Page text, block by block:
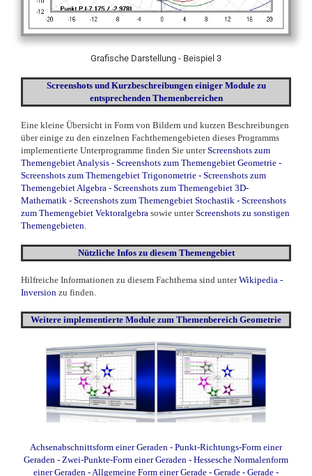
Grafische Darstellung - Beispiel 3
Screenshots und Kurzbeschreibungen einiger Module zu
entsprechenden Themenbereichen
Eine kleine Übersicht in Form von Bildern und kurzen Beschreibungen
über einige zu den einzelnen Fachthemengebieten dieses Programms
implementierte Unterprogramme finden Sie unter Screenshots zum
Themengebiet Analysis - Screenshots zum Themengebiet Geometrie -
Screenshots zum Themengebiet Trigonometrie - Screenshots zum
Themengebiet Algebra - Screenshots zum Themengebiet 3D-
Mathematik - Screenshots zum Themengebiet Stochastik - Screenshots
zum Themengebiet Vektoralgebra sowie unter Screenshots zu sonstigen
Themengebieten.
Nützliche Infos zu diesem Themengebiet
Hilfreiche Informationen zu diesem Fachthema sind unterWikipedia -
Inversion zu finden.
Weitere implementierte Module zum Themenbereich Geometrie
Achsenabschnittsform einer Geraden - Punkt-Richtungs-Form einer
Geraden - Zwei-Punkte-Form einer Geraden - Hessesche Normalenform
einer Geraden -Allgemeine Form einer Gerade - Gerade - Gerade -